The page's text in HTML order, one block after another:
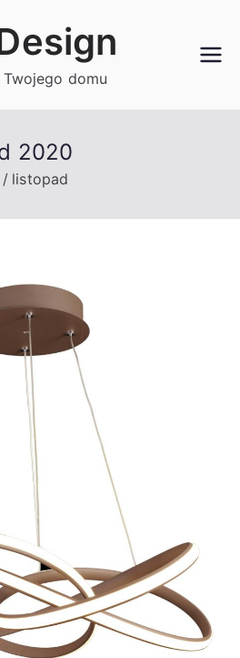
domu
2020
listopad